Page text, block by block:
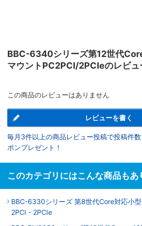
BBC-6340シリーズ第12世代
マウントPC2PCI/2PCIeのレビュ
この商品のレビューはありません
レビューを書く
毎月3件以上の商品レビュー投稿で投稿件
ポンプレゼント！
このカテゴリにはこんな商品もあ
BBC-6330シリーズ 第8世代Core対応小
2PCI・2PCIe